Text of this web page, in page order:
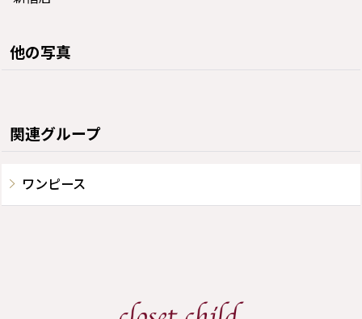
他の写真
関連グループ
ワンピース